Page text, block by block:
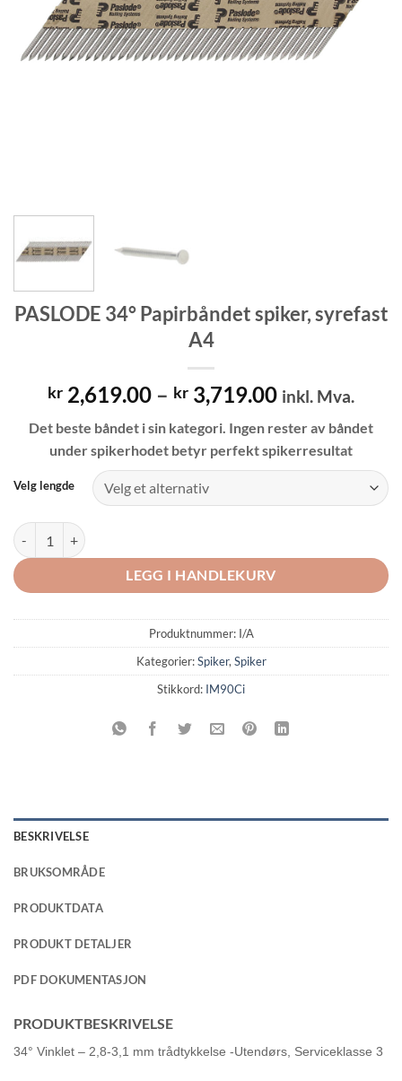
PASLODE 34° Papirbåndet spiker, syrefast
A4
kr 2,619.00 – kr 3,719.00Prisområde:
til
kr 3,719.00
inkl. Mva.
Det beste båndet i sin kategori. Ingen rester av båndet
under spikerhodet betyr perfekt spikerresultat
Velg lengde
PASLODE 34° Papirbåndet spiker, syrefast A4 antall
LEGG I HANDLEKURV
Produktnummer: I/A
Kategorier:Spiker, Spiker
Stikkord: IM90Ci
BESKRIVELSE
BRUKSOMRÅDE
PRODUKTDATA
PRODUKT DETALJER
PDF DOKUMENTASJON
PRODUKTBESKRIVELSE
34° Vinklet – 2,8-3,1 mm trådtykkelse -Utendørs, Serviceklasse 3